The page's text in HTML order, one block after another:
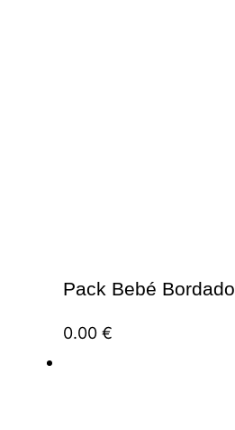
Pack Bebé Bordado
0.00 €